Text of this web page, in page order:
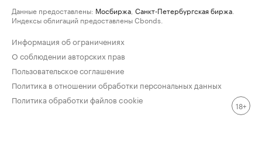
Данные предоставлены: Мосбиржа Санкт-Петербургская биржа
Индексы облигаций предоставлены Cbonds.
Информация об ограничениях
О соблюдении авторских прав
Пользовательское соглашение
Политика в отношении обработки персональных данных
Политика обработки файлов cookie
18+